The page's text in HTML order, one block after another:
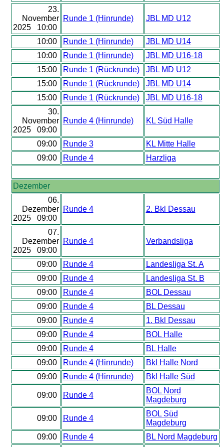
23.
November
2025 10:00
Runde 1 (Hinrunde) JBL MD U12
10:00 Runde 1 (Hinrunde)
JBL MD U14
10:00
Runde 1 (Hinrunde)
JBL MD U16-18
15:00
Runde 1 (Rückrunde)
JBL MD U12
15:00
Runde 1 (Rückrunde)
JBL MD U14
15:00
Runde 1 (Rückrunde)
JBL MD U16-18
30.
November
2025 09:00
Runde 4 (Hinrunde) KL Süd Halle
09:00 Runde 3
KL Mitte Halle
09:00
Runde 4 Harzliga
Dezember
06.
Dezember
2025 09:00
Runde 4 2. Bkl Dessau
07.
Dezember
2025 09:00
Runde 4 Verbandsliga
09:00 Runde 4
Landesliga St. A
09:00
Runde 4
Landesliga St. B
09:00
Runde 4
BOL Dessau
09:00
Runde 4
BL Dessau
09:00
Runde 4
1. Bkl Dessau
09:00
Runde 4
BOL Halle
09:00
Runde 4
BL Halle
09:00
Runde 4 (Hinrunde)
Bkl Halle Nord
09:00
Runde 4 (Hinrunde) Bkl Halle Süd
09:00 Runde 4
BOL Nord
Magdeburg
09:00 Runde 4
BOL Süd
Magdeburg
09:00
Runde 4
BL Nord Magdeburg